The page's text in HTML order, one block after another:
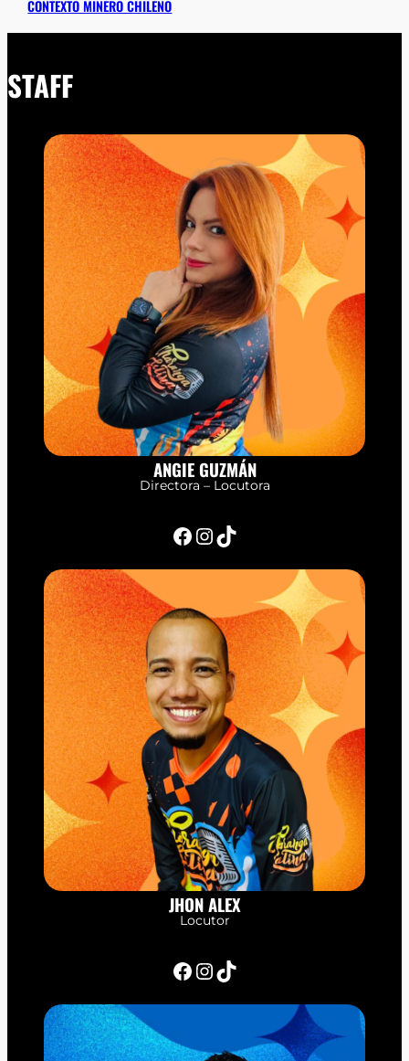
CONTEXTO MINERO CHILENO
STAFF
ANGIE GUZMÁN
Directora – Locutora
Facebook InstagramTikTok
JHON ALEX
Locutor
Facebook InstagramTikTok